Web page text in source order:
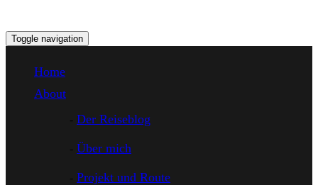
Toggle navigation
Home
About
Der Reiseblog
Über mich
Projekt und Route